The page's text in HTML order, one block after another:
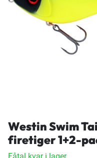
Westin Swim
firetiger 1+2-